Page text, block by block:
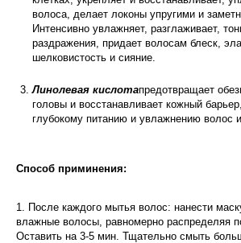
волоса, делает локоны упругими и
Интенсивно увлажняет, разглаживает,
раздражения, придает волосам блеск,
шелковистость и сияние.
Линолевая кислотапредотвращает
головы и восстанавливает кожный
глубокому питанию и увлажнению волос
Способ приминения:
1. После каждого мытья волос: нанести
влажные волосы, равномерно распределяя
Оставить на 3-5 мин. Тщательно смыть